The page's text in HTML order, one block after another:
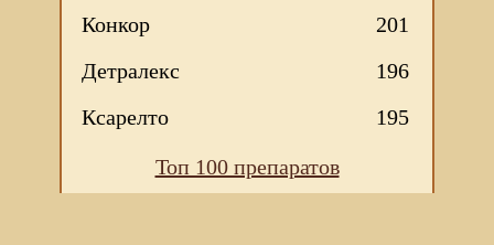
Конкор
201
Детралекс
196
Ксарелто
195
Топ 100 препаратов
Мы используем файлы Сookie для корректной работы